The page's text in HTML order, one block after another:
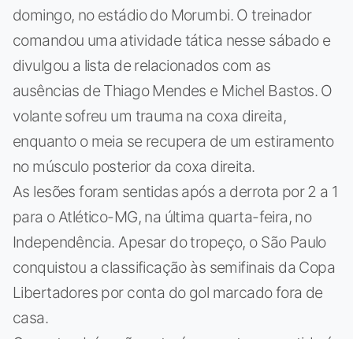
domingo, no estádio do Morumbi. O treinador
comandou uma atividade tática nesse sábado e
divulgou a lista de relacionados com as
ausências de Thiago Mendes e Michel Bastos. O
volante sofreu um trauma na coxa direita,
enquanto o meia se recupera de um estiramento
no músculo posterior da coxa direita.
As lesões foram sentidas após a derrota por 2 a 1
para o Atlético-MG, na última quarta-feira, no
Independência. Apesar do tropeço, o São Paulo
conquistou a classificação às semifinais da Copa
Libertadores por conta do gol marcado fora de
casa.